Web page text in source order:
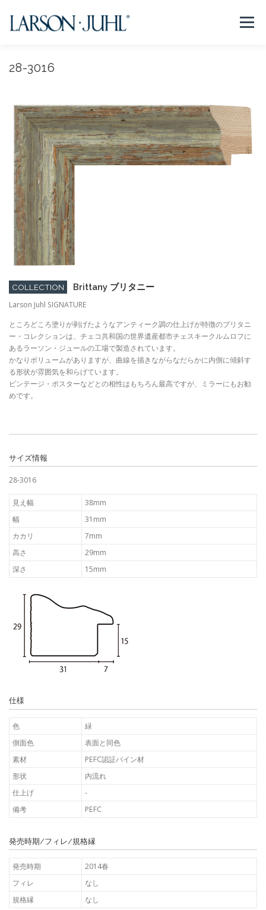
メニュー
NEWS
取扱店リスト お問い合わせ 法人のお客様
EN/CN
28-3016
COLLECTION
Brittany ブリタニー
Larson Juhl SIGNATURE
ところどころ塗りが剥げたようなアンティーク調の仕上げが特徴のブリタニ
ー・コレクションは、チェコ共和国の世界遺産都市チェスキークルムロフに
あるラーソン・ジュールの工場で製造されています。
かなりボリュームがありますが、曲線を描きながらなだらかに内側に傾斜す
る形状が雰囲気を和らげています。
ビンテージ・ポスターなどとの相性はもちろん最高ですが、ミラーにもお勧
めです。
サイズ情報
28-3016
見え幅
38mm
幅
31mm
カカリ
7mm
高さ
29mm
深さ
15mm
仕様
色
緑
側面色
表面と同色
素材
PEFC認証パイン材
形状
内流れ
仕上げ
-
備考
PEFC
発売時期/フィレ/規格縁
発売時期
2014春
フィレ
なし
規格縁
なし